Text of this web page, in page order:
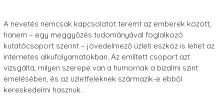
A nevetés nemcsak kapcsolatot teremt az emberek között,
hanem – egy meggyőzés tudományával foglalkozó
kutatócsoport szerint – jövedelmező üzleti eszköz is lehet az
internetes alkufolyamatokban. Az említett csoport azt
vizsgálta, milyen szerepe van a humornak a bizalmi szint
emelésében, és az üzletfeleknek származik-e ebből
kereskedelmi hasznuk.